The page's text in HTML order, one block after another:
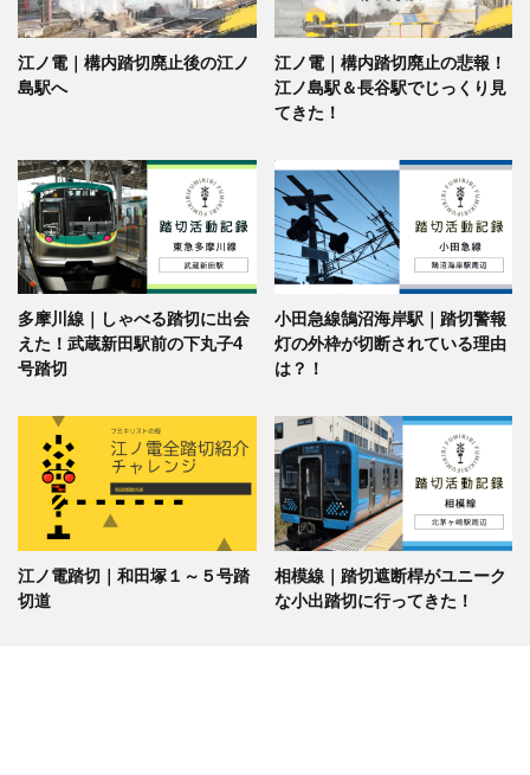
江ノ電｜構内踏切廃止後の江ノ
島駅へ
江ノ電｜構内踏切廃止の悲報！
江ノ島駅＆長谷駅でじっくり見
てきた！
多摩川線｜しゃべる踏切に出会
えた！武蔵新田駅前の下丸子4
号踏切
小田急線鵠沼海岸駅｜踏切警報
灯の外枠が切断されている理由
は？！
江ノ電踏切｜和田塚１～５号踏
切道
相模線｜踏切遮断桿がユニーク
な小出踏切に行ってきた！